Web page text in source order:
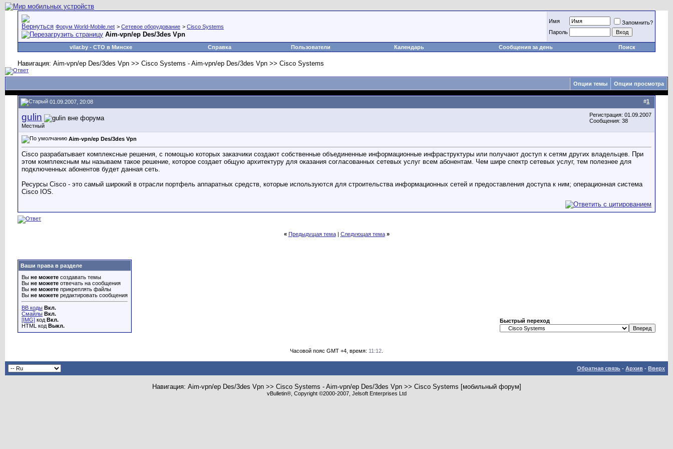
Форум World-Mobile.net > Сетевое оборудование > Cisco Systems
Aim-vpn/ep Des/3des Vpn
Имя
Запомнить?
Пароль
vilar.by - СТО в Минске Справка Пользователи Календарь Сообщения за день Поиск
Навигация: Aim-vpn/ep Des/3des Vpn >> Cisco Systems - Aim-vpn/ep Des/3des Vpn >> Cisco Systems
Опции темы Опции просмотра
#1
01.09.2007, 20:08
gulin
Местный
Регистрация: 01.09.2007
Сообщения: 38
Aim-vpn/ep Des/3des Vpn
Cisco разрабатывает комплексные решения, с помощью которых заказчики создают собственные объединенные информационные инфраструктуры или получают доступ к сетям других владельцев. При
этом комплексным мы называем такое решение, которое создает общую архитектуру для оказания согласованных сетевых услуг всем абонентам. Чем шире спектр сетевых услуг, тем полезнее для
подключенных абонентов будет данная сеть.
Ресурсы Cisco - это самый широкий в отрасли портфель аппаратных средств, которые используются для строительства информационных сетей и предоставления доступа к ним; операционная система
Cisco IOS.
« Предыдущая тема| Следующая тема »
Ваши права в разделе
Вы не можете создавать темы
Вы не можете отвечать на сообщения
Вы не можете прикреплять файлы
Вы не можете редактировать сообщения
BB коды Вкл.
Смайлы Вкл.
[IMG] код Вкл.
HTML код Выкл.
Быстрый переход
Часовой пояс GMT +4, время: 11:12
Обратная связь - Архив - Вверх
Навигация: Aim-vpn/ep Des/3des Vpn >> Cisco Systems - Aim-vpn/ep Des/3des Vpn >> Cisco Systems [мобильный форум]
vBulletin®, Copyright ©2000-2007, Jelsoft Enterprises Ltd